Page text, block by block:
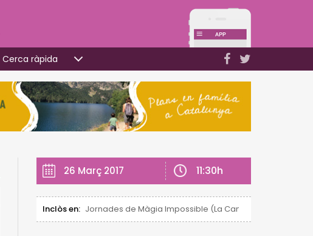
Cerca ràpida
26 Març 2017 11:30h
Inclòs en: Jornades de Màgia Impossible (La Canonja)